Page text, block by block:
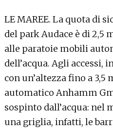
LE MAREE. La quota di
del park Audace è di 2,5
alle paratoie mobili
dell’acqua. Agli accessi,
con un’altezza fino a
automatico Anhamm
sospinto dall’acqua: nel
una griglia, infatti, le